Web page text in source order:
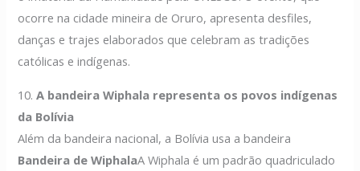
ocorre na cidade mineira de Oruro, apresenta desfiles,
danças e trajes elaborados que celebram as tradições
católicas e indígenas.
10.A bandeira Wiphala representa os povos indígenas
da Bolívia
Além da bandeira nacional, a Bolívia usa a bandeira
Bandeira de WiphalaA Wiphala é um padrão quadriculado